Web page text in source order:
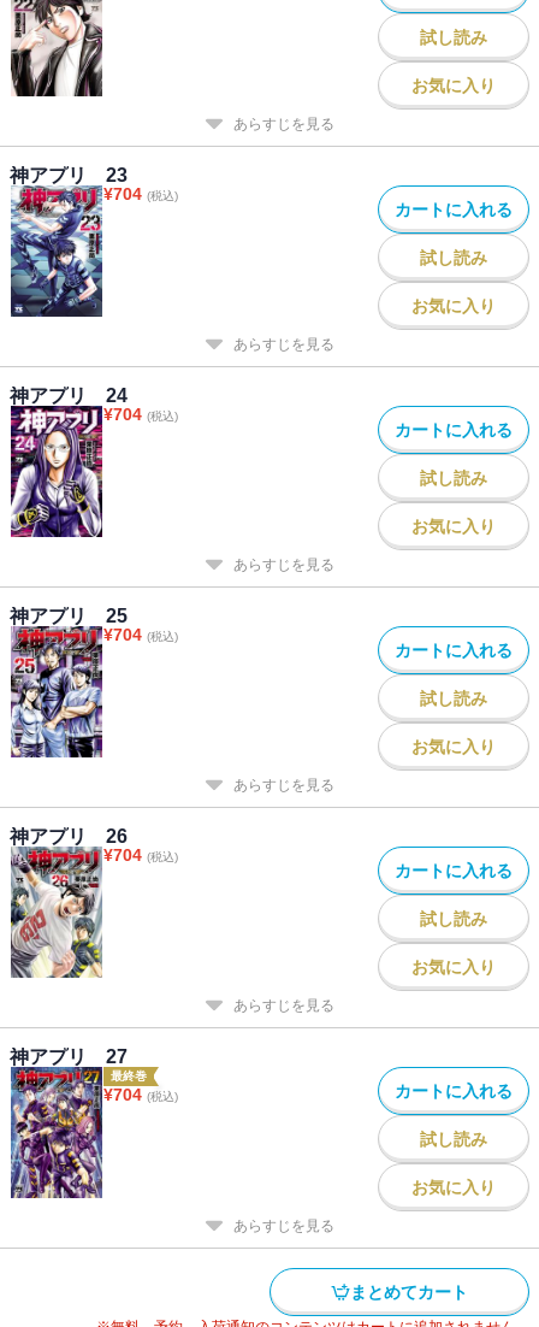
試し読み
お気に入り
あらすじを見る
神アプリ 23
¥704 (税込)
カートに入れる
試し読み
お気に入り
あらすじを見る
神アプリ 24
¥704 (税込)
カートに入れる
試し読み
お気に入り
あらすじを見る
神アプリ 25
¥704 (税込)
カートに入れる
試し読み
お気に入り
あらすじを見る
神アプリ 26
¥704 (税込)
カートに入れる
試し読み
お気に入り
あらすじを見る
神アプリ 27
最終巻
¥704 (税込) カートに入れる
試し読み
お気に入り
あらすじを見る
まとめてカート